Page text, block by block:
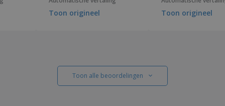
Toon origineel Toon origineel
Toon alle beoordelingen